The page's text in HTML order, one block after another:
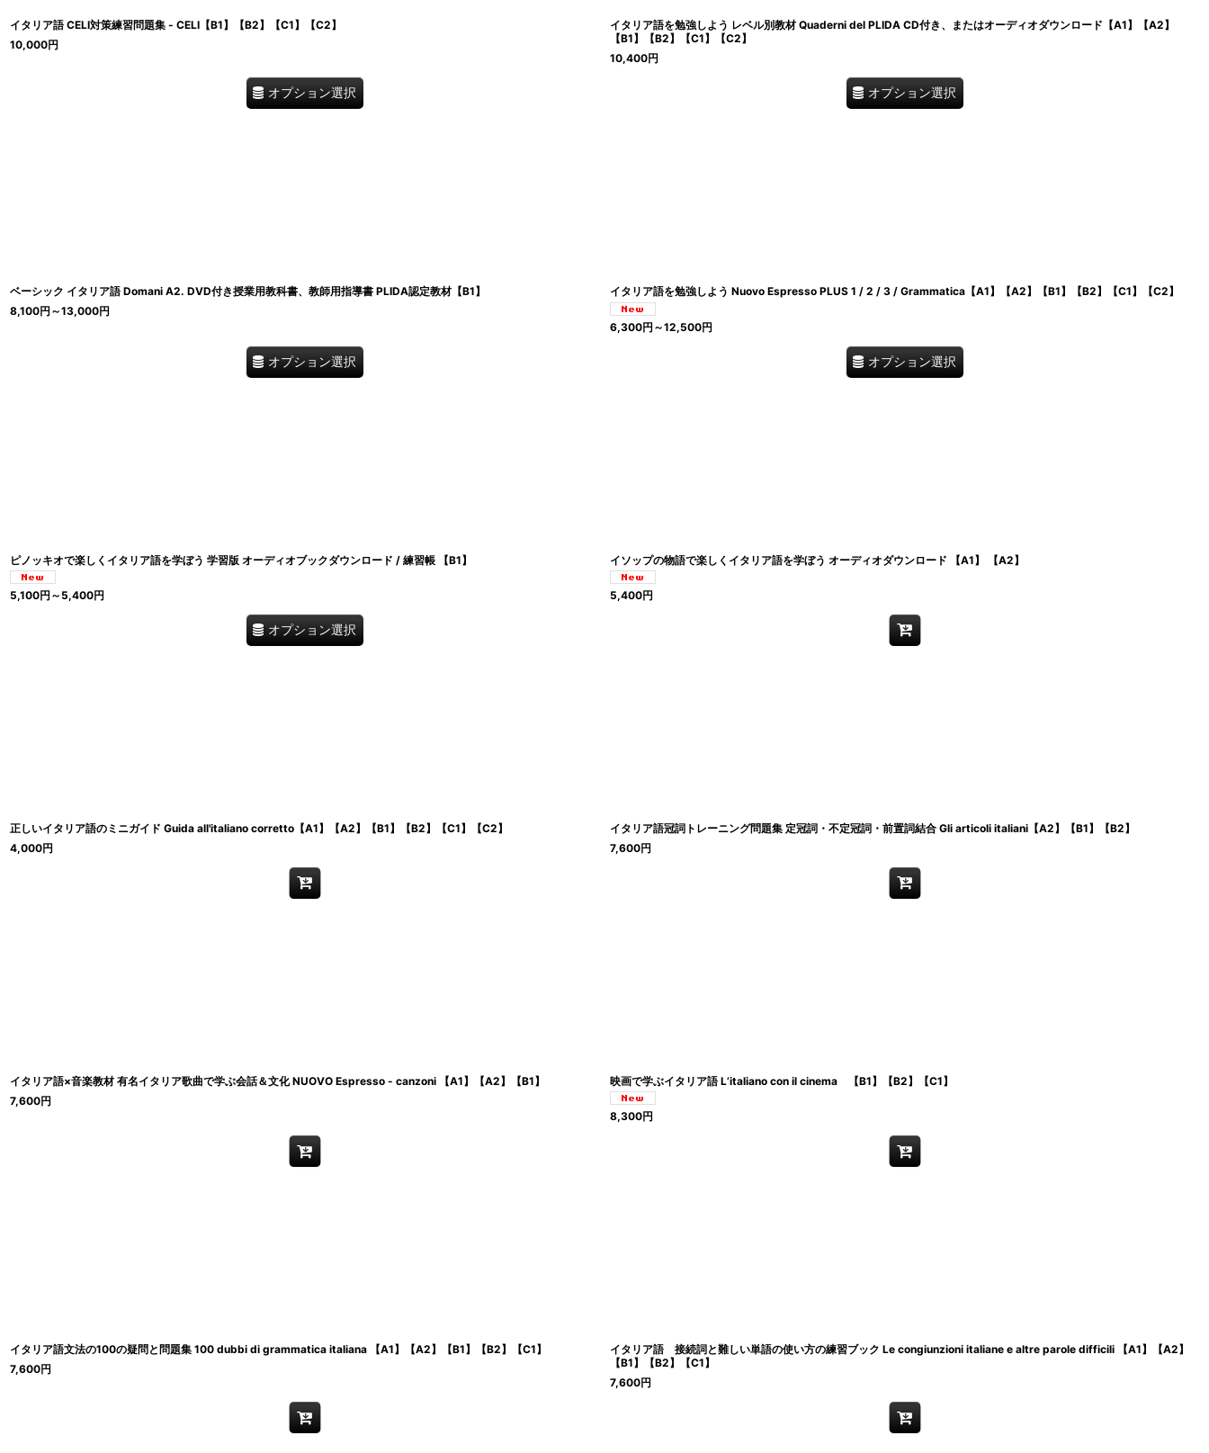
イタリア語 CELI対策練習問題集 - CELI【B1】【B2】【C1】【C2】
10,000円
オプション選択
イタリア語を勉強しよう レベル別教材 Quaderni del PLIDA CD付き、またはオーディオダウンロード【A1】【A2】
【B1】【B2】【C1】【C2】
10,400円
オプション選択
ベーシック イタリア語 Domani A2. DVD付き授業用教科書、教師用指導書 PLIDA認定教材【B1】
8,100円 ～13,000円
オプション選択
イタリア語を勉強しよう Nuovo Espresso PLUS 1 / 2 / 3 / Grammatica【A1】【A2】【B1】【B2】【C1】【C2】
6,300円 ～12,500円
オプション選択
ピノッキオで楽しくイタリア語を学ぼう 学習版 オーディオブックダウンロード / 練習帳 【B1】
5,100円 ～5,400円
オプション選択
イソップの物語で楽しくイタリア語を学ぼう オーディオダウンロード 【A1】 【A2】
5,400円
正しいイタリア語のミニガイド Guida all'italiano corretto【A1】【A2】【B1】【B2】【C1】【C2】
4,000円
イタリア語冠詞トレーニング問題集 定冠詞・不定冠詞・前置詞結合 Gli articoli italiani【A2】【B1】【B2】
7,600円
イタリア語×音楽教材 有名イタリア歌曲で学ぶ会話＆文化 NUOVO Espresso - canzoni 【A1】【A2】【B1】
7,600円
映画で学ぶイタリア語 L’italiano con il cinema 【B1】【B2】【C1】
8,300円
イタリア語文法の100の疑問と問題集 100 dubbi di grammatica italiana 【A1】【A2】【B1】【B2】【C1】
7,600円
イタリア語 接続詞と難しい単語の使い方の練習ブック Le congiunzioni italiane e altre parole difficili 【A1】【A2】
【B1】【B2】【C1】
7,600円